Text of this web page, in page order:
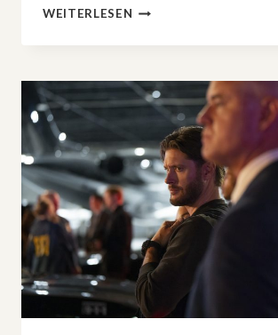
WEITERLESEN AWZ:
IN
NEUES
KAPITEL